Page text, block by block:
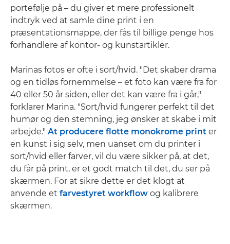
portefølje på – du giver et mere professionelt
indtryk ved at samle dine print i en
præsentationsmappe, der fås til billige penge hos
forhandlere af kontor- og kunstartikler.
Marinas fotos er ofte i sort/hvid. "Det skaber drama
og en tidløs fornemmelse – et foto kan være fra for
40 eller 50 år siden, eller det kan være fra i går,"
forklarer Marina. "Sort/hvid fungerer perfekt til det
humør og den stemning, jeg ønsker at skabe i mit
arbejde." At producere flotte monokrome print er
en kunst i sig selv, men uanset om du printer i
sort/hvid eller farver, vil du være sikker på, at det,
du får på print, er et godt match til det, du ser på
skærmen. For at sikre dette er det klogt at
anvende et farvestyret workflow og kalibrere
skærmen.